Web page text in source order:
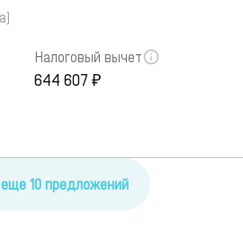
Налоговый вычет
644 607 ₽
10 предложений